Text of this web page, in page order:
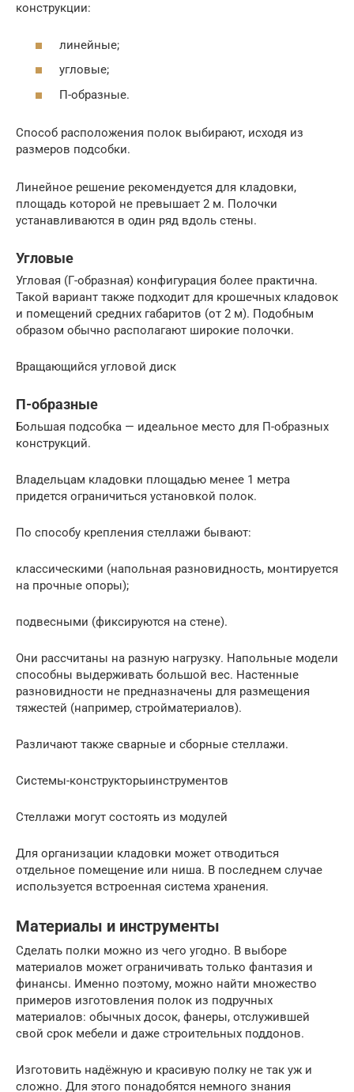
конструкции:
линейные;
угловые;
П-образные.
Способ расположения полок выбирают, исходя из
размеров подсобки.
Линейное решение рекомендуется для кладовки,
площадь которой не превышает 2 м. Полочки
устанавливаются в один ряд вдоль стены.
Угловые
Угловая (Г-образная) конфигурация более практична.
Такой вариант также подходит для крошечных кладовок
и помещений средних габаритов (от 2 м). Подобным
образом обычно располагают широкие полочки.
Вращающийся угловой диск
П-образные
Большая подсобка — идеальное место для П-образных
конструкций.
Владельцам кладовки площадью менее 1 метра
придется ограничиться установкой полок.
По способу крепления стеллажи бывают:
классическими (напольная разновидность, монтируется
на прочные опоры);
подвесными (фиксируются на стене).
Они рассчитаны на разную нагрузку. Напольные модели
способны выдерживать большой вес. Настенные
разновидности не предназначены для размещения
тяжестей (например, стройматериалов).
Различают также сварные и сборные стеллажи.
Системы-конструкторыинструментов
Стеллажи могут состоять из модулей
Для организации кладовки может отводиться
отдельное помещение или ниша. В последнем случае
используется встроенная система хранения.
Материалы и инструменты
Сделать полки можно из чего угодно. В выборе
материалов может ограничивать только фантазия и
финансы. Именно поэтому, можно найти множество
примеров изготовления полок из подручных
материалов: обычных досок, фанеры, отслужившей
свой срок мебели и даже строительных поддонов.
Изготовить надёжную и красивую полку не так уж и
сложно. Для этого понадобятся немного знания